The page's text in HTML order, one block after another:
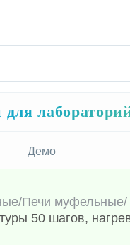
Демо
/Печи муфельные/
50 шагов,